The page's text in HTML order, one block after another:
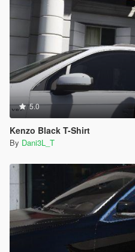
5.0
Kenzo Black T-Shirt
By Dani3L_T